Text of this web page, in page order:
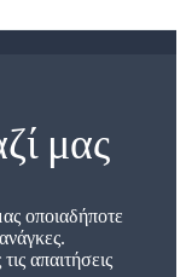
μας
οποιαδήποτε
απαιτήσεις